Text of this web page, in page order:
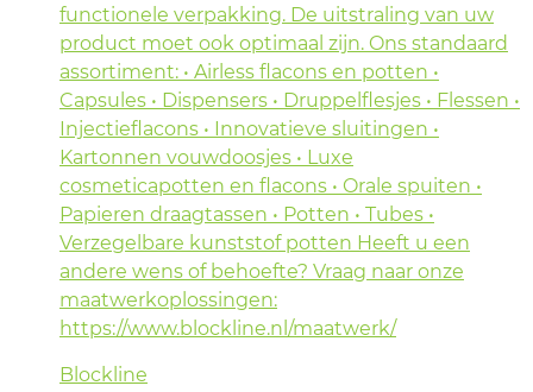
functionele verpakking. De uitstraling van uw
product moet ook optimaal zijn. Ons standaard
assortiment: • Airless flacons en potten •
Capsules • Dispensers • Druppelflesjes • Flessen •
Injectieflacons • Innovatieve sluitingen •
Kartonnen vouwdoosjes • Luxe
cosmeticapotten en flacons • Orale spuiten •
Papieren draagtassen • Potten • Tubes •
Verzegelbare kunststof potten Heeft u een
andere wens of behoefte? Vraag naar onze
maatwerkoplossingen:
https://www.blockline.nl/maatwerk/
Blockline